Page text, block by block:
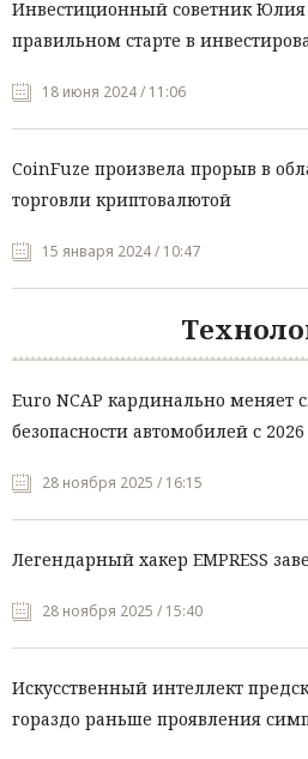
Инвестиционный советник Юлия
правильном старте в
18 июня 2024 / 11:06
CoinFuze произвела прорыв в
торговли криптовалютой
15 января 2024 / 10:47
Euro NCAP кардинально меняет
безопасности автомобилей с 2026
28 ноября 2025 / 16:15
Легендарный хакер EMPRESS
28 ноября 2025 / 15:40
Искусственный интеллект
гораздо раньше проявления